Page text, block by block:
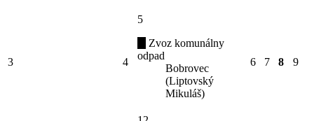
3 4
5
Zvoz komunálny
odpad
Bobrovec
(Liptovský
Mikuláš)
6 7 8 9